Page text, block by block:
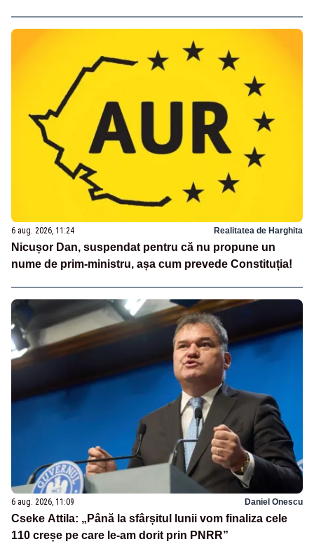
6 aug. 2026, 11:24 Realitatea de Harghita
Nicușor Dan, suspendat pentru că nu propune un
nume de prim-ministru, așa cum prevede Constituția!
6 aug. 2026, 11:09 Daniel Onescu
Cseke Attila: „Până la sfârșitul lunii vom finaliza cele
110 creșe pe care le-am dorit prin PNRR”